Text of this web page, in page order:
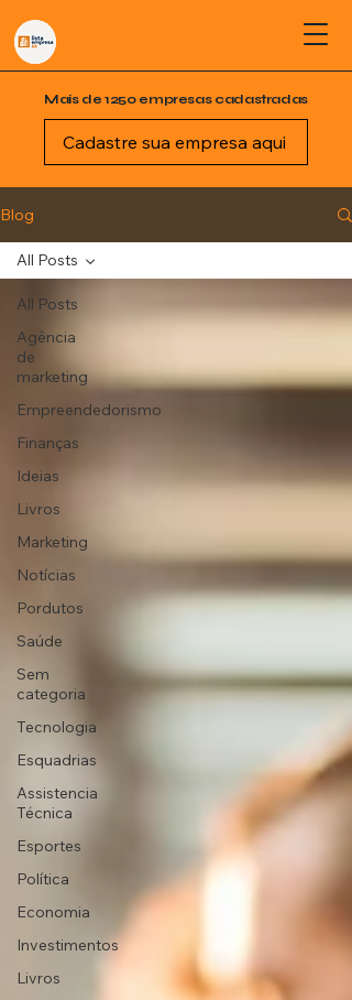
Mais de 1250 empresas cadastradas
Cadastre sua empresa aqui
Blog
All Posts
Agência
de
marketing
Empreendedorismo
Finanças
Ideias
Livros
Marketing
Notícias
Pordutos
Saúde
Sem
categoria
Tecnologia
Esquadrias
Assistencia
Técnica
Esportes
Política
Economia
Investimentos
Livros
All Posts